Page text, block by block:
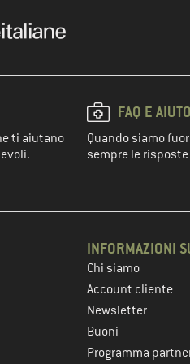
ti aiutano
FAQ E AIUTO
Quando siamo
sempre le
INFORMAZIONI
Chi siamo
Account cliente
Newsletter
Buoni
Programma